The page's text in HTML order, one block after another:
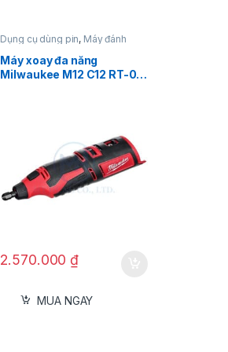
Dụng cụ dùng pin, Máy đánh
bóng
Máy mài,
Máy mài dùng
pin 12V,Máy mài thẳng
Milwaukee
Máy xoay đa năng
Milwaukee M12 C12 RT-0 –
2.570.000 ₫
MUA NGAY